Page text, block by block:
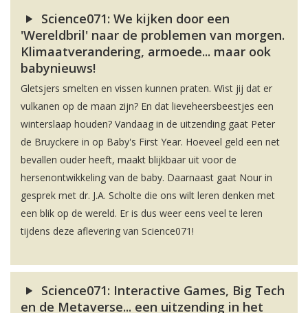
Science071: We kijken door een
'Wereldbril' naar de problemen van morgen.
Klimaatverandering, armoede... maar ook
babynieuws!
Gletsjers smelten en vissen kunnen praten. Wist jij dat er
vulkanen op de maan zijn? En dat lieveheersbeestjes een
winterslaap houden? Vandaag in de uitzending gaat Peter
de Bruyckere in op Baby's First Year. Hoeveel geld een net
bevallen ouder heeft, maakt blijkbaar uit voor de
hersenontwikkeling van de baby. Daarnaast gaat Nour in
gesprek met dr. J.A. Scholte die ons wilt leren denken met
een blik op de wereld. Er is dus weer eens veel te leren
tijdens deze aflevering van Science071!
Science071: Interactive Games, Big Tech
en de Metaverse... een uitzending in het